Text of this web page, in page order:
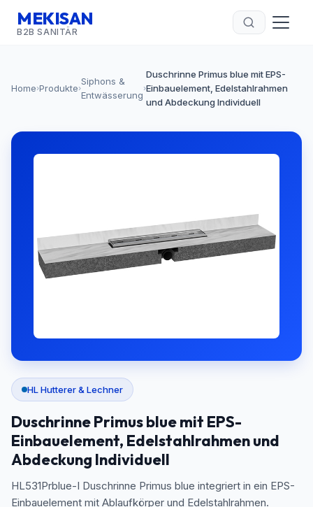
MEKISAN
B2B SANITÄR
Home›Produkte›
Siphons &
Entwässerung
›
Duschrinne Primus blue mit EPS-
Einbauelement, Edelstahlrahmen
und Abdeckung Individuell
HL Hutterer & Lechner
Duschrinne Primus blue mit EPS-
Einbauelement, Edelstahlrahmen und
Abdeckung Individuell
HL531Prblue-I Duschrinne Primus blue integriert in ein EPS-
Einbauelement mit Ablaufkörper und Edelstahlrahmen.